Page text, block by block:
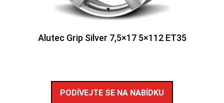
Alutec Grip Silver 7,5×17 5×112 ET35
PODÍVEJTE SE NA NABÍDKU